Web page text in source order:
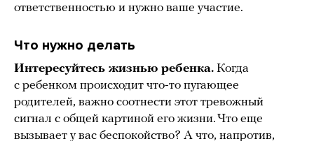
ответственностью и нужно ваше участие.
Что нужно делать
Интересуйтесь жизнью ребенка. Когда
с ребенком происходит что-то пугающее
родителей, важно соотнести этот тревожный
сигнал с общей картиной его жизни. Что еще
вызывает у вас беспокойство? А что, напротив,